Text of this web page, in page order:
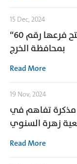
15 Dec, 2024
“ذيب لتأجير السيارات” تفتتح فرعها رقم 60
بمحافظة الخرج
Read More
19 Nov, 2024
مذكرة تفاهم في
زهرة السنوي
Read More